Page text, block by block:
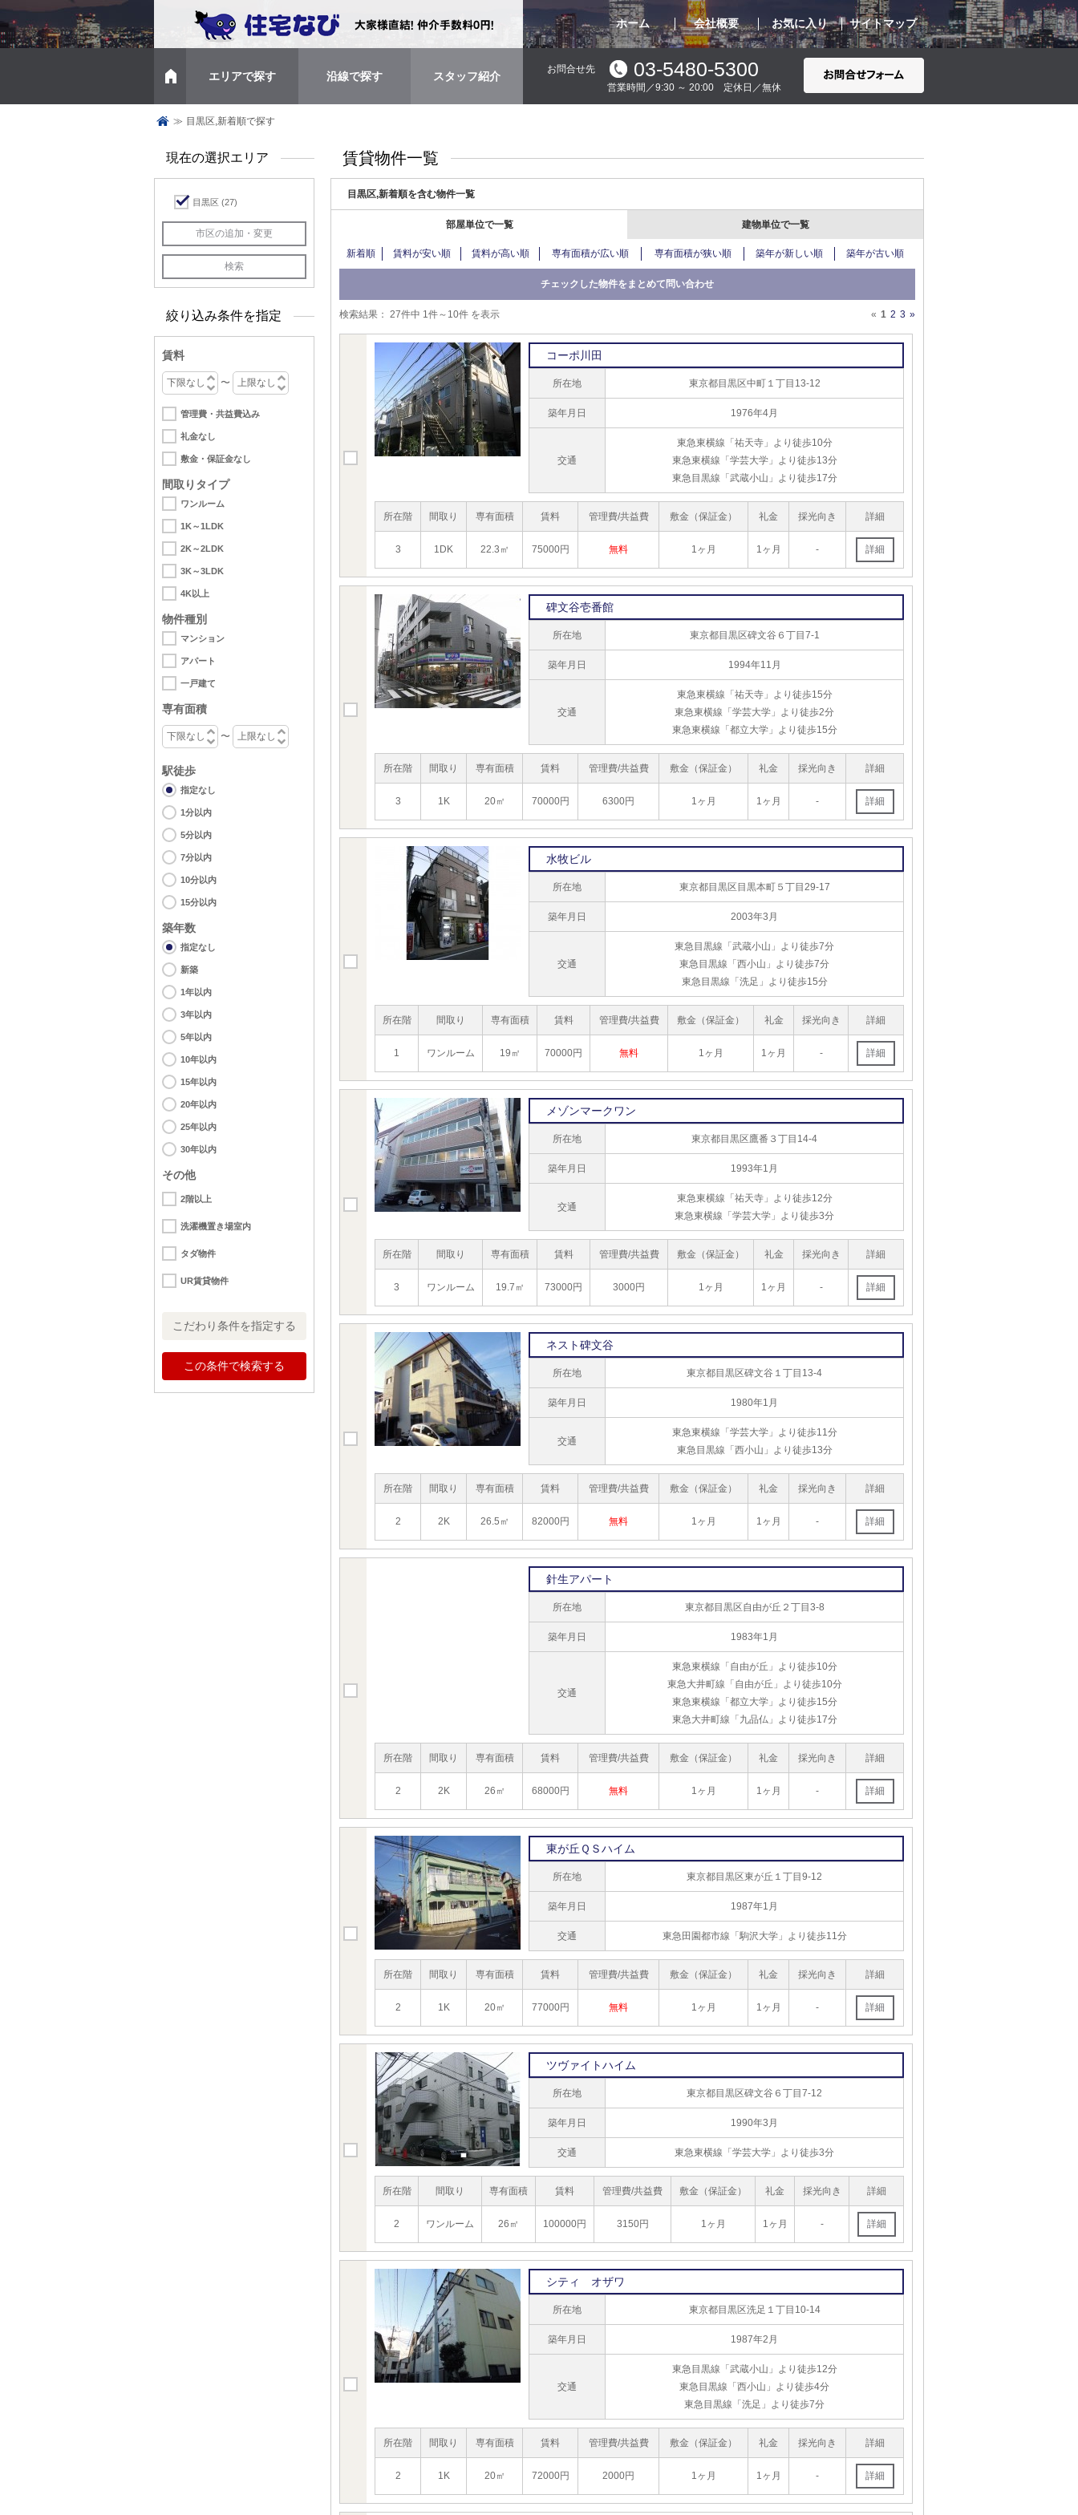
ホーム 会社概要 お気に入り サイトマップ
エリアで探す 沿線で探す スタッフ紹介
お問合せ先 03-5480-5300
営業時間／9:30 ～ 20:00 定休日／無休
トップページ
≫ 目黒区,新着順で探す
賃貸物件一覧
目黒区,新着順を含む物件一覧
部屋単位で一覧 建物単位で一覧
新着順 賃料が安い順 賃料が高い順 専有面積が広い順 専有面積が狭い順 築年が新しい順 築年が古い順
検索結果： 27件中 1件～10件 を表示 « 1 2 3 »
コーポ川田
所在地 東京都目黒区中町１丁目13-12
築年月日 1976年4月
交通
東急東横線「祐天寺」より徒歩10分
東急東横線「学芸大学」より徒歩13分
東急目黒線「武蔵小山」より徒歩17分
所在階 間取り 専有面積 賃料 管理費/共益費 敷金（保証金） 礼金 採光向き 詳細
3 1DK 22.3㎡ 75000円 無料 1ヶ月 1ヶ月 -
碑文谷壱番館
所在地 東京都目黒区碑文谷６丁目7-1
築年月日 1994年11月
交通
東急東横線「祐天寺」より徒歩15分
東急東横線「学芸大学」より徒歩2分
東急東横線「都立大学」より徒歩15分
所在階 間取り 専有面積 賃料 管理費/共益費 敷金（保証金） 礼金 採光向き 詳細
3 1K 20㎡ 70000円 6300円 1ヶ月 1ヶ月 -
水牧ビル
所在地 東京都目黒区目黒本町５丁目29-17
築年月日 2003年3月
交通
東急目黒線「武蔵小山」より徒歩7分
東急目黒線「西小山」より徒歩7分
東急目黒線「洗足」より徒歩15分
所在階 間取り 専有面積 賃料 管理費/共益費 敷金（保証金） 礼金 採光向き 詳細
1 ワンルーム 19㎡ 70000円 無料 1ヶ月 1ヶ月 -
メゾンマークワン
所在地 東京都目黒区鷹番３丁目14-4
築年月日 1993年1月
交通
東急東横線「祐天寺」より徒歩12分
東急東横線「学芸大学」より徒歩3分
所在階 間取り 専有面積 賃料 管理費/共益費 敷金（保証金） 礼金 採光向き 詳細
3 ワンルーム 19.7㎡ 73000円 3000円 1ヶ月 1ヶ月 -
ネスト碑文谷
所在地 東京都目黒区碑文谷１丁目13-4
築年月日 1980年1月
交通
東急東横線「学芸大学」より徒歩11分
東急目黒線「西小山」より徒歩13分
所在階 間取り 専有面積 賃料 管理費/共益費 敷金（保証金） 礼金 採光向き 詳細
2 2K 26.5㎡ 82000円 無料 1ヶ月 1ヶ月 -
針生アパート
所在地 東京都目黒区自由が丘２丁目3-8
築年月日 1983年1月
交通
東急東横線「自由が丘」より徒歩10分
東急大井町線「自由が丘」より徒歩10分
東急東横線「都立大学」より徒歩15分
東急大井町線「九品仏」より徒歩17分
所在階 間取り 専有面積 賃料 管理費/共益費 敷金（保証金） 礼金 採光向き 詳細
2 2K 26㎡ 68000円 無料 1ヶ月 1ヶ月 -
東が丘ＱＳハイム
所在地 東京都目黒区東が丘１丁目9-12
築年月日 1987年1月
交通 東急田園都市線「駒沢大学」より徒歩11分
所在階 間取り 専有面積 賃料 管理費/共益費 敷金（保証金） 礼金 採光向き 詳細
2 1K 20㎡ 77000円 無料 1ヶ月 1ヶ月 -
ツヴァイトハイム
所在地 東京都目黒区碑文谷６丁目7-12
築年月日 1990年3月
交通 東急東横線「学芸大学」より徒歩3分
所在階 間取り 専有面積 賃料 管理費/共益費 敷金（保証金） 礼金 採光向き 詳細
2 ワンルーム 26㎡ 100000円 3150円 1ヶ月 1ヶ月 -
シティ オザワ
所在地 東京都目黒区洗足１丁目10-14
築年月日 1987年2月
交通
東急目黒線「武蔵小山」より徒歩12分
東急目黒線「西小山」より徒歩4分
東急目黒線「洗足」より徒歩7分
所在階 間取り 専有面積 賃料 管理費/共益費 敷金（保証金） 礼金 採光向き 詳細
2 1K 20㎡ 72000円 2000円 1ヶ月 1ヶ月 -
現在の選択エリア
目黒区 (27)
絞り込み条件を指定
賃料
〜
管理費・共益費込み
礼金なし
敷金・保証金なし
間取りタイプ
ワンルーム
1K～1LDK
2K～2LDK
3K～3LDK
4K以上
物件種別
マンション
アパート
一戸建て
専有面積
〜
駅徒歩
指定なし
1分以内
5分以内
7分以内
10分以内
15分以内
築年数
指定なし
新築
1年以内
3年以内
5年以内
10年以内
15年以内
20年以内
25年以内
30年以内
その他
2階以上
洗濯機置き場室内
タダ物件
UR賃貸物件
こだわり条件を指定する